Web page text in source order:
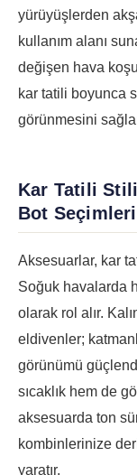
yürüyüşlerden
kullanım alanı
değişen hava
kar tatili boyunca
görünmesini
Kar Tatili
Bot Seçimleri
Aksesuarlar, kar
Soğuk havalarda
olarak rol alır.
eldivenler;
görünümü
sıcaklık hem de
aksesuarda ton
kombinlerinize
yaratır.